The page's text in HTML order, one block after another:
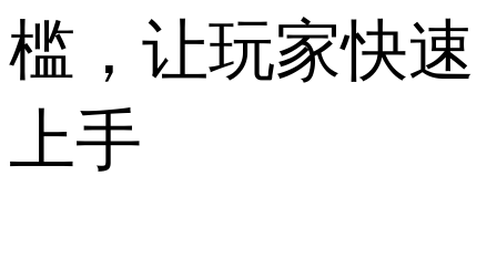
槛，让玩家快速
上手